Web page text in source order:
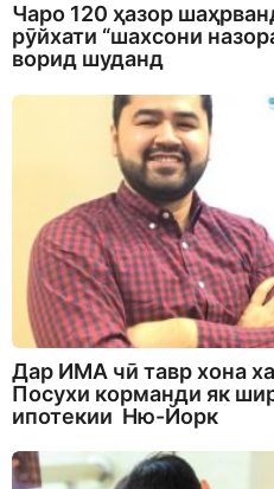
Чаро 120 ҳазор
рӯйхати “шахсони
ворид шуданд
Дар ИМА чӣ тавр хона
Посухи корманди як
ипотекии Ню-Йорк